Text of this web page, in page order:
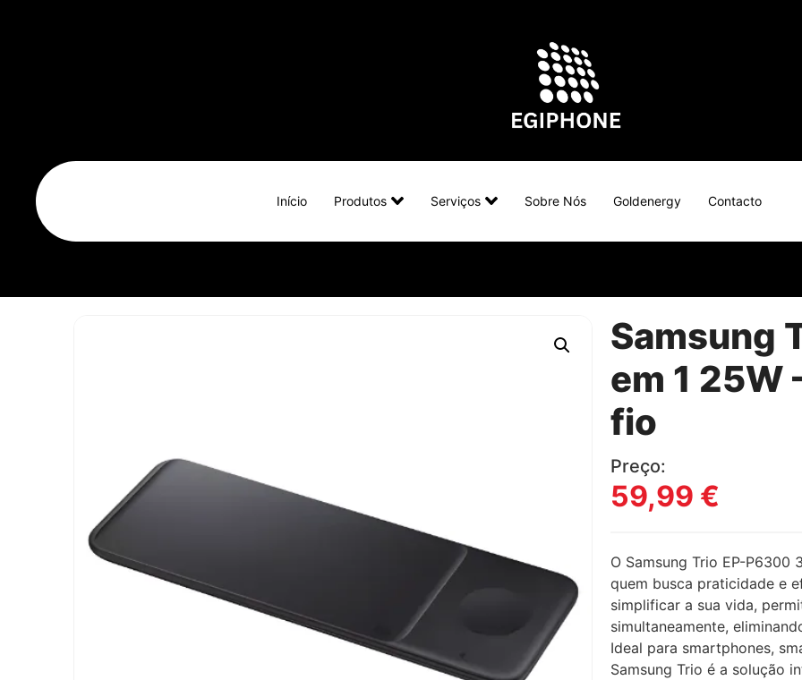
Início Produtos Serviços Sobre Nós Goldenergy Contacto
Samsung
em 1 25W
fio
Preço:
59,99 €
O Samsung Trio EP-
quem busca praticidade e
simplificar a sua vida,
simultaneamente,
Ideal para smartphones,
Samsung Trio é a solução